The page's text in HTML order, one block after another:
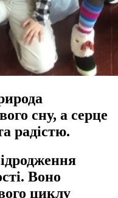
сну, а серце
радістю.
Воно
циклу